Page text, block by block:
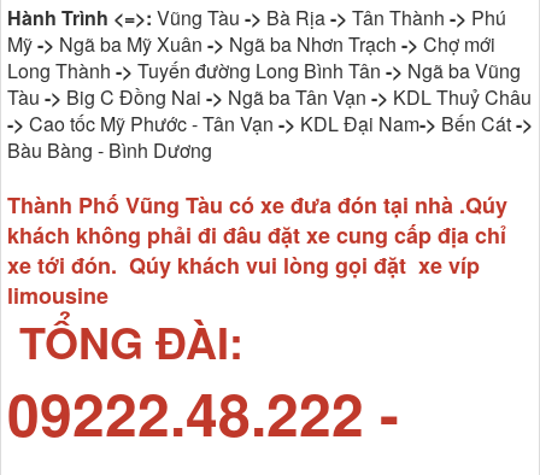
Hành Trình <=>: Vũng Tàu -> Bà Rịa-> Tân Thành -> Phú
Mỹ-> Ngã ba Mỹ Xuân -> Ngã ba Nhơn Trạch -> Chợ mới
Long Thành -> Tuyến đường Long Bình Tân -> Ngã ba Vũng
Tàu -> Big C Đồng Nai -> Ngã ba Tân Vạn -> KDL Thuỷ Châu
-> Cao tốc Mỹ Phước - Tân Vạn -> KDL Đại Nam-> Bến Cát->
Bàu Bàng - Bình Dương
Thành Phố Vũng Tàu có xe đưa đón tại nhà .Qúy
khách không phải đi đâu đặt xe cung cấp địa chỉ
xe tới đón. Qúy khách vui lòng gọi đặt xe víp
limousine
TỔNG ĐÀI:
09222.48.222 -